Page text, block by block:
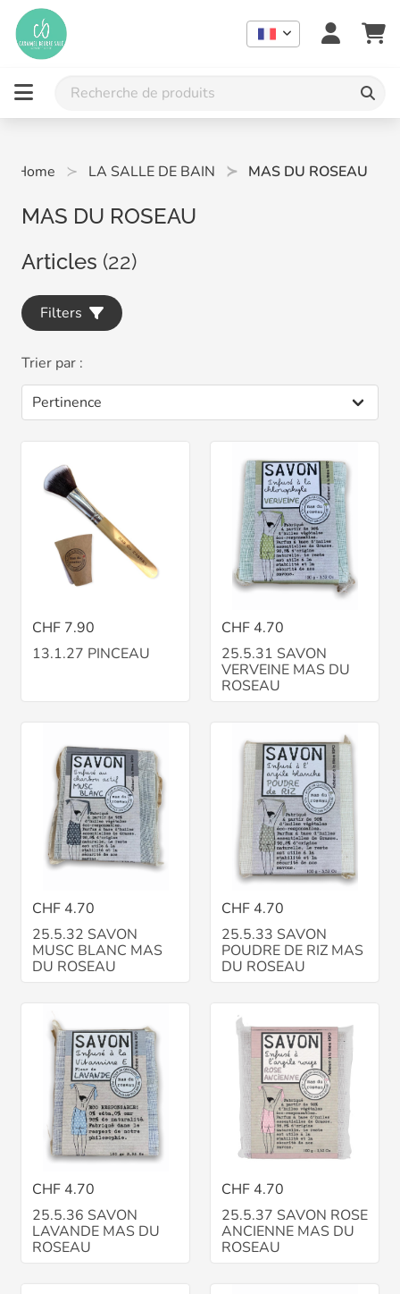
Home LA SALLE DE BAIN MAS DU ROSEAU
MAS DU ROSEAU
Articles (22)
Filters
Trier par :
CHF 7.90
13.1.27 PINCEAU
CHF 4.70
25.5.31 SAVON
VERVEINE MAS DU
ROSEAU
CHF 4.70
25.5.32 SAVON
MUSC BLANC MAS
DU ROSEAU
CHF 4.70
25.5.33 SAVON
POUDRE DE RIZ MAS
DU ROSEAU
CHF 4.70
25.5.36 SAVON
LAVANDE MAS DU
ROSEAU
CHF 4.70
25.5.37 SAVON ROSE
ANCIENNE MAS DU
ROSEAU